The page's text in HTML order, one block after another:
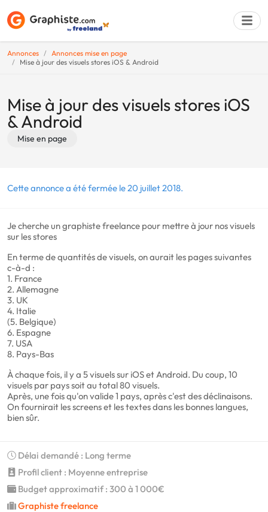
Annonces
Annonces mise en page
Mise à jour des visuels stores iOS & Android
Mise à jour des visuels stores iOS
& Android
Mise en page
Cette annonce a été fermée le 20 juillet 2018.
Je cherche un graphiste freelance pour mettre à jour nos visuels
sur les stores
En terme de quantités de visuels, on aurait les pages suivantes
c-à-d :
1. France
2. Allemagne
3. UK
4. Italie
(5. Belgique)
6. Espagne
7. USA
8. Pays-Bas
À chaque fois, il y a 5 visuels sur iOS et Android. Du coup, 10
visuels par pays soit au total 80 visuels.
Après, une fois qu'on valide 1 pays, après c'est des déclinaisons.
On fournirait les screens et les textes dans les bonnes langues,
bien sûr.
Délai demandé : Long terme
Profil client : Moyenne entreprise
Budget approximatif : 300 à 1 000€
Graphiste freelance